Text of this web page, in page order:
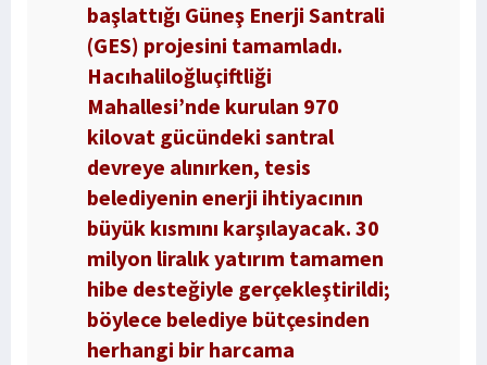
başlattığı Güneş Enerji Santrali
(GES) projesini tamamladı.
Hacıhaliloğluçiftliği
Mahallesi’nde kurulan 970
kilovat gücündeki santral
devreye alınırken, tesis
belediyenin enerji ihtiyacının
büyük kısmını karşılayacak. 30
milyon liralık yatırım tamamen
hibe desteğiyle gerçekleştirildi;
böylece belediye bütçesinden
herhangi bir harcama